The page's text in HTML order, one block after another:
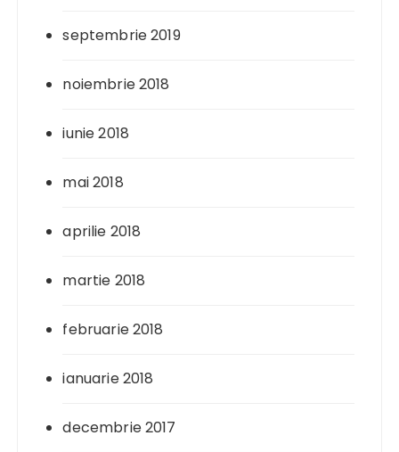
septembrie 2019
noiembrie 2018
iunie 2018
mai 2018
aprilie 2018
martie 2018
februarie 2018
ianuarie 2018
decembrie 2017